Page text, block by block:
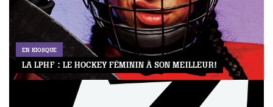
EN KIOSQUE
LA LPHF : LE HOCKEY FÉMININ À SON MEILLEUR!